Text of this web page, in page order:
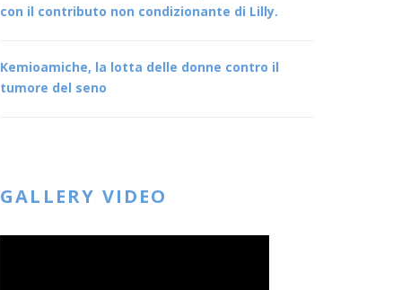
con il contributo non condizionante di Lilly.
Kemioamiche, la lotta delle donne contro il
tumore del seno
GALLERY VIDEO